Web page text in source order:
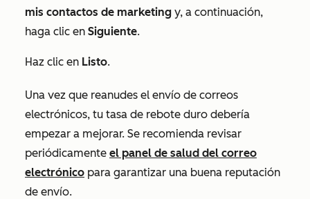
mis contactos de marketing y, a continuación,
haga clic en Siguiente.
Haz clic en Listo.
Una vez que reanudes el envío de correos
electrónicos, tu tasa de rebote duro debería
empezar a mejorar. Se recomienda revisar
periódicamente el panel de salud del correo
electrónico para garantizar una buena reputación
de envío.